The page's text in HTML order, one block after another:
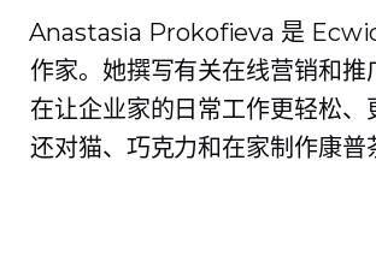
Anastasia Prokofieva 是
作家。她撰写有关在线营销和推
在让企业家的日常工作更轻松、
还对猫、巧克力和在家制作康普